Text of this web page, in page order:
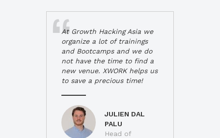
At Growth Hacking Asia we
organize a lot of trainings
and Bootcamps and we do
not have the time to find a
new venue. XWORK helps us
to save a precious time!
JULIEN DAL
PALU
Head of